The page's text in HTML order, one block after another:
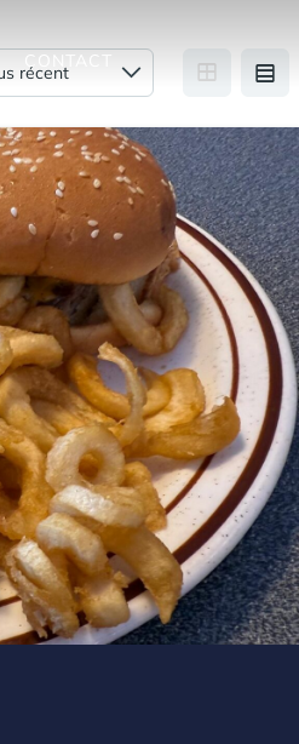
CONTACT